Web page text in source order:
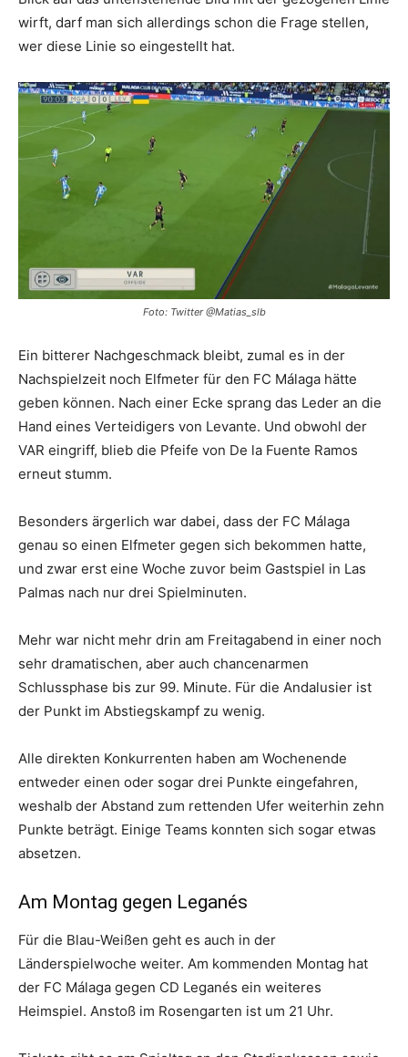
wirft, darf man sich allerdings schon die Frage stellen,
wer diese Linie so eingestellt hat.
Foto: Twitter @Matias_slb
Ein bitterer Nachgeschmack bleibt, zumal es in der
Nachspielzeit noch Elfmeter für den FC Málaga hätte
geben können. Nach einer Ecke sprang das Leder an die
Hand eines Verteidigers von Levante. Und obwohl der
VAR eingriff, blieb die Pfeife von De la Fuente Ramos
erneut stumm.
Besonders ärgerlich war dabei, dass der FC Málaga
genau so einen Elfmeter gegen sich bekommen hatte,
und zwar erst eine Woche zuvor beim Gastspiel in Las
Palmas nach nur drei Spielminuten.
Mehr war nicht mehr drin am Freitagabend in einer noch
sehr dramatischen, aber auch chancenarmen
Schlussphase bis zur 99. Minute. Für die Andalusier ist
der Punkt im Abstiegskampf zu wenig.
Alle direkten Konkurrenten haben am Wochenende
entweder einen oder sogar drei Punkte eingefahren,
weshalb der Abstand zum rettenden Ufer weiterhin zehn
Punkte beträgt. Einige Teams konnten sich sogar etwas
absetzen.
Am Montag gegen Leganés
Für die Blau-Weißen geht es auch in der
Länderspielwoche weiter. Am kommenden Montag hat
der FC Málaga gegen CD Leganés ein weiteres
Heimspiel. Anstoß im Rosengarten ist um 21 Uhr.